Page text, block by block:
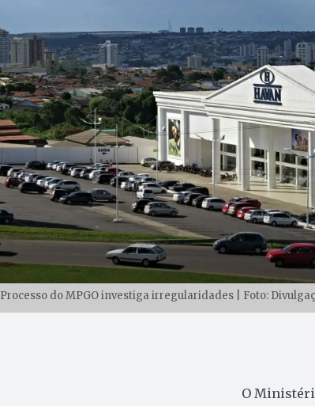
Processo do MPGO investiga irregularidades | Foto:
O